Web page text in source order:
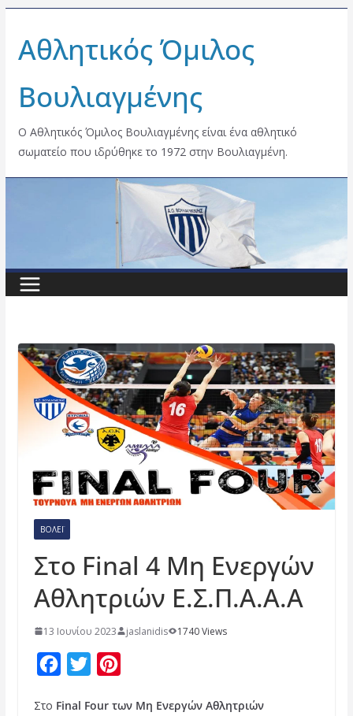
content
Αθλητικός Όμιλος
Βουλιαγμένης
Ο Αθλητικός Όμιλος Βουλιαγμένης είναι ένα αθλητικό
σωματείο που ιδρύθηκε το 1972 στην Βουλιαγμένη.
ΒΌΛΕΪ
Στο Final 4 Μη Ενεργών
Αθλητριών Ε.Σ.Π.Α.Α.Α
13 Ιουνίου 2023 jaslanidis 1740 Views
c
i
n
Στο Final Four των Μη Ενεργών Αθλητριών